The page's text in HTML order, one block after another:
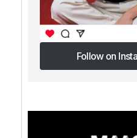
Follow on
Follow on